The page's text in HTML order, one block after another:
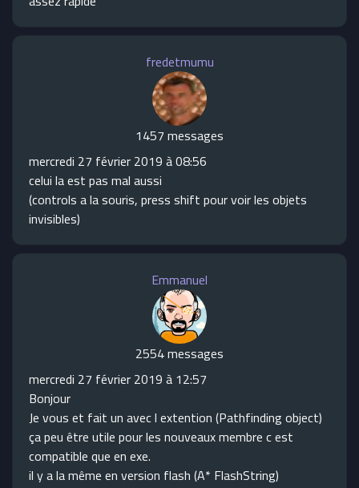
fredetmumu
1457 messages
mercredi 27 février 2019 à 08:56
celui la est pas mal aussi
(controls a la souris, press shift pour voir les objets
invisibles)
Emmanuel
2554 messages
mercredi 27 février 2019 à 12:57
Bonjour
Je vous et fait un avec l extention (Pathfinding object)
ça peu être utile pour les nouveaux membre c est
compatible que en exe.
il y a la même en version flash (A* FlashString)